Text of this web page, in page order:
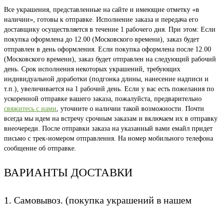
Все украшения, представленные на сайте и имеющие отметку «в
наличии», готовы к отправке. Исполнение заказа и передача его
доставщику осуществляется в течение 1 рабочего дня. При этом: Если
покупка оформлена до 12.00 (Московского времени), заказ будет
отправлен в день оформления. Если покупка оформлена после 12.00
(Московского времени), заказ будет отправлен на следующий рабочий
день. Срок исполнения некоторых украшений, требующих
индивидуальной доработки (подгонка длины, нанесение надписи и
т.п.), увеличивается на 1 рабочий день. Если у вас есть пожелания по
ускоренной отправке вашего заказа, пожалуйста, предварительно
свяжитесь с нами, уточните о наличии такой возможности. Почти
всегда мы идем на встречу срочным заказам и включаем их в отправку
внеочереди. После отправки заказа на указанный вами емайл придет
письмо с трек-номером отправления. На номер мобильного телефона
сообщение об отправке.
ВАРИАНТЫ ДОСТАВКИ
1. Самовывоз. (покупка украшений в нашем